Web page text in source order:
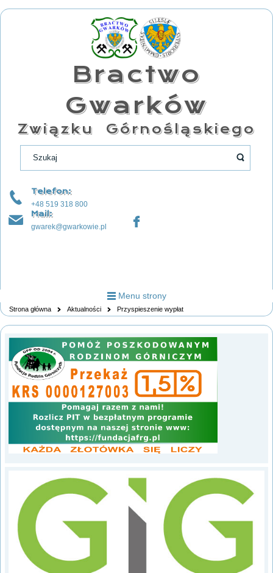
Bractwo
Gwarków
Związku Górnośląskiego
Telefon:
+48 519 318 800
Mail:
gwarek@gwarkowie.pl
Menu strony
Strona główna Aktualności Przyspieszenie wypłat